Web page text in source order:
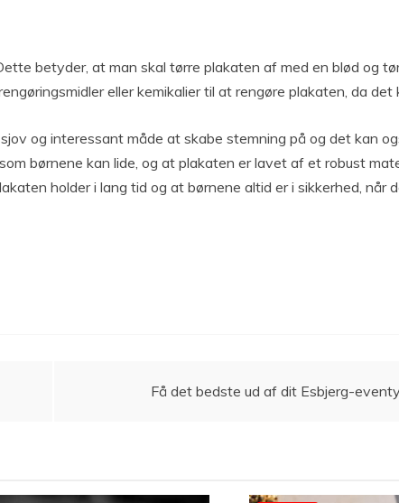
betyder, at man skal tørre plakaten af med en blød og
eller kemikalier til at rengøre plakaten, da det
og interessant måde at skabe stemning på og det kan
børnene kan lide, og at plakaten er lavet af et robust
holder i lang tid og at børnene altid er i sikkerhed, når
Få det bedste ud af dit Esbjerg-